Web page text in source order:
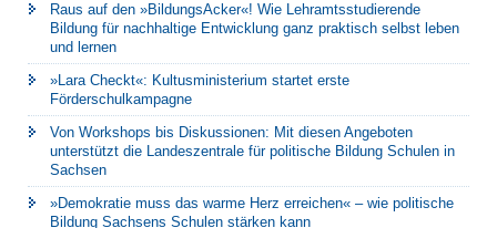
Raus auf den »BildungsAcker«! Wie Lehramtsstudierende
Bildung für nachhaltige Entwicklung ganz praktisch selbst leben
und lernen
»Lara Checkt«: Kultusministerium startet erste
Förderschulkampagne
Von Workshops bis Diskussionen: Mit diesen Angeboten
unterstützt die Landeszentrale für politische Bildung Schulen in
Sachsen
»Demokratie muss das warme Herz erreichen« – wie politische
Bildung Sachsens Schulen stärken kann